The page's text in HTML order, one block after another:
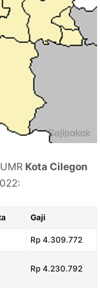
Kota Cilegon
Gaji
Rp 4.309.772
Rp 4.230.792